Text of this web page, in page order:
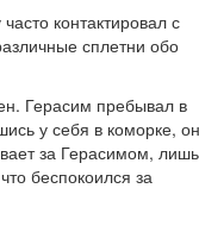
контактировал с
сплетни обо
Герасим пребывал в
у себя в коморке, он
за Герасимом, лишь
беспокоился за